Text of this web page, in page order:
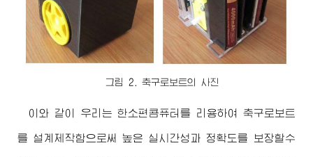
그림 2. 축구로보트의 사진
이와 같이 우리는 한소편콤퓨터를 리용하여 축구로보트
를 설계제작함으로써 높은 실시간성과 정확도를 보장할수